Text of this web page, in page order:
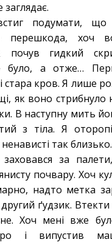
подумати, що
перешкода, хоч
почув гидкий
було, а отже…
стара кров. Я лише
як воно стрибнуло
В наступну мить
з тіла. Я оторопі
ненависті так
заховався за
почвару. Хоч
надто метка
ґудзик.
Хоч мені вже
і випустив